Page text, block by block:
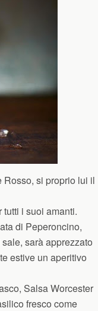
Rosso, si proprio lui il
i suoi amanti.
di Peperoncino,
sarà apprezzato
estive un aperitivo
Salsa Worcester
fresco come